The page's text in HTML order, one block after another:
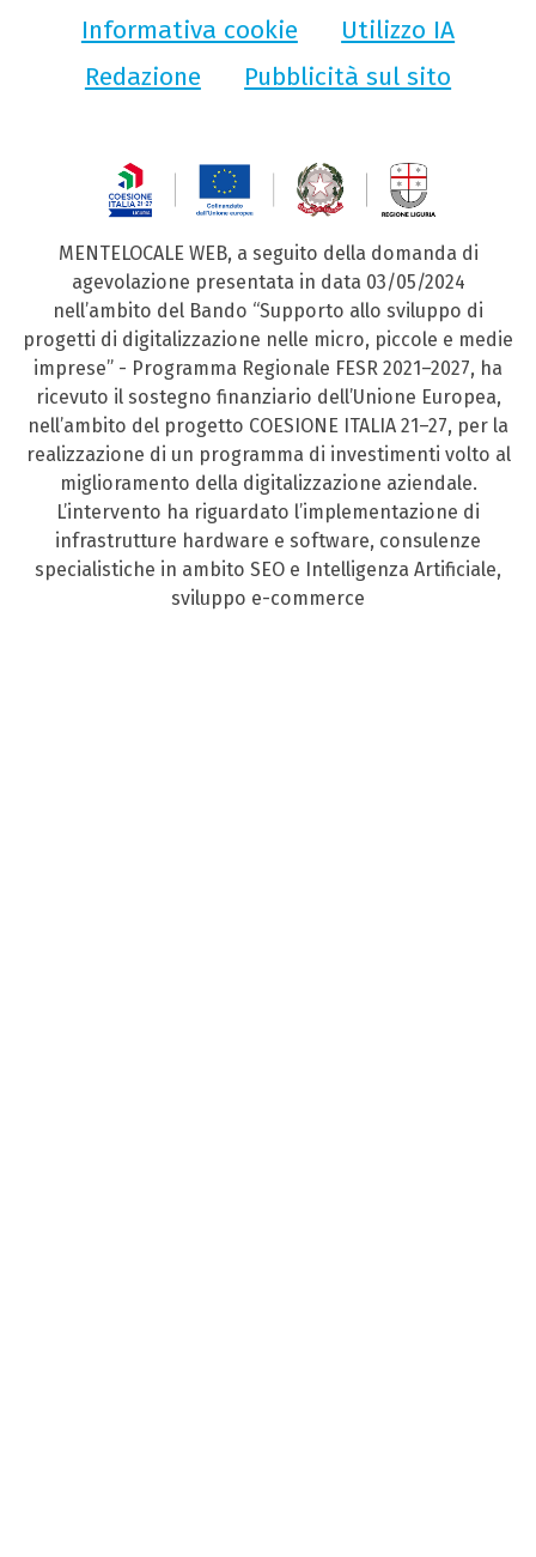
Informativa cookie
Utilizzo IA
Redazione
Pubblicità sul sito
MENTELOCALE WEB, a seguito della domanda di
agevolazione presentata in data 03/05/2024
nell’ambito del Bando “Supporto allo sviluppo di
progetti di digitalizzazione nelle micro, piccole e medie
imprese” - Programma Regionale FESR 2021–2027, ha
ricevuto il sostegno finanziario dell’Unione Europea,
nell’ambito del progetto COESIONE ITALIA 21–27, per la
realizzazione di un programma di investimenti volto al
miglioramento della digitalizzazione aziendale.
L’intervento ha riguardato l’implementazione di
infrastrutture hardware e software, consulenze
specialistiche in ambito SEO e Intelligenza Artificiale,
sviluppo e-commerce